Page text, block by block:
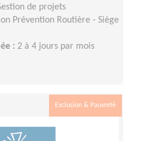
de projets
Prévention Routière - Siège
: 2 à 4 jours par mois
Exclusion & Pauvreté